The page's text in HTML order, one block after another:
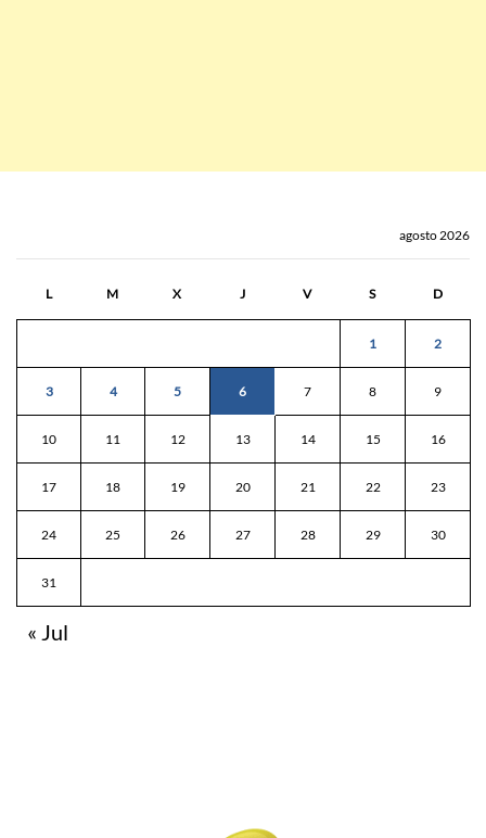
agosto 2026
L M X J V S D
1 2
3 4 5 6 7 8 9
10 11 12 13 14 15 16
17 18 19 20 21 22 23
24 25 26 27 28 29 30
31
« Jul